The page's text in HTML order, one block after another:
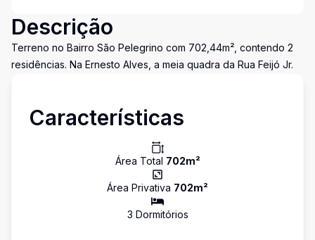
Descrição
Terreno no Bairro São Pelegrino com 702,44m², contendo 2
residências. Na Ernesto Alves, a meia quadra da Rua Feijó Jr.
Características
Área Total 702m²
Área Privativa 702m²
3 Dormitórios